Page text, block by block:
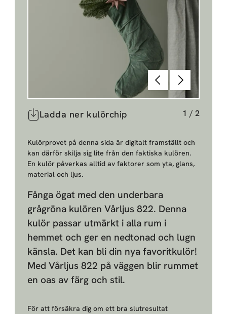
Föregående
Nästa
Ladda ner kulörchip 1 / 2
Kulörprovet på denna sida är digitalt framställt och
kan därför skilja sig lite från den faktiska kulören.
En kulör påverkas alltid av faktorer som yta, glans,
material och ljus.
Fånga ögat med den underbara
grågröna kulören Vårljus 822. Denna
kulör passar utmärkt i alla rum i
hemmet och ger en nedtonad och lugn
känsla. Det kan bli din nya favoritkulör!
Med Vårljus 822 på väggen blir rummet
en oas av färg och stil.
För att försäkra dig om ett bra slutresultat